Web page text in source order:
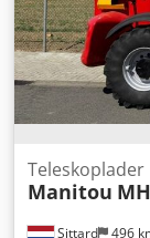
l/min
Informationen
Sittard, um
Sittard 496
Teleskoplader
Manitou